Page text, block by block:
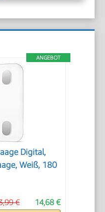
ANGEBOT
Digital,
Weiß, 180
14,68 €
€